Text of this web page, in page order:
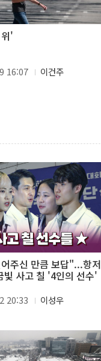
'
16:07 이건주
주신 만큼 보답"...항저
빛 사고 칠 '4인의 선수'
20:33 이성우